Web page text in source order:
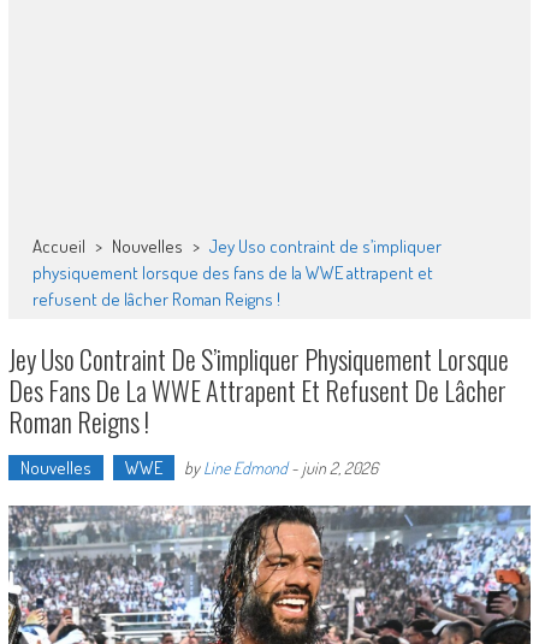
Accueil > Nouvelles > Jey Uso contraint de s’impliquer
physiquement lorsque des fans de la WWE attrapent et
refusent de lâcher Roman Reigns !
Jey Uso Contraint De S’impliquer Physiquement Lorsque
Des Fans De La WWE Attrapent Et Refusent De Lâcher
Roman Reigns !
Nouvelles WWE byLine Edmond- juin 2, 2026